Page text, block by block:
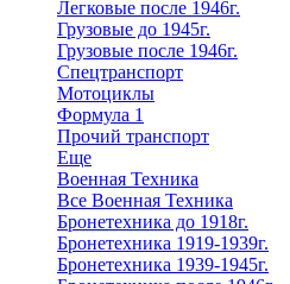
Легковые после 1946г.
Грузовые до 1945г.
Грузовые после 1946г.
Спецтранспорт
Мотоциклы
Формула 1
Прочий транспорт
Еще
Военная Техника
Все Военная Техника
Бронетехника до 1918г.
Бронетехника 1919-1939г.
Бронетехника 1939-1945г.